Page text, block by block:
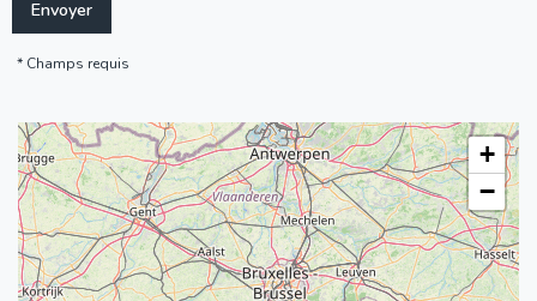
Champs requis
+
−